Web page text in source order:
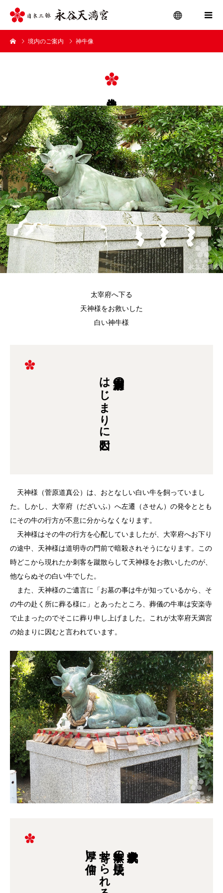
境内のご案内 神牛像
太宰府へ下る
天神様をお救いした
白い神牛様
太宰府天満宮の
はじまりに因む
天神様（菅原道真公）は、おとなしい白い牛を飼っていまし
た。しかし、大宰府（だざいふ）へ左遷（させん）の発令ととも
にその牛の行方が不意に分からなくなります。
天神様はその牛の行方を心配していましたが、大宰府へお下り
の途中、天神様は道明寺の門前で暗殺されそうになります。この
時どこから現れたか刺客を蹴散らして天神様をお救いしたのが、
他ならぬその白い牛でした。
また、天神様のご遺言に「お墓の事は牛が知っているから、そ
の牛の赴く所に葬る様に」とあったところ、葬儀の牛車は安楽寺
で止まったのでそこに葬り申し上げました。これが太宰府天満宮
の始まりに因むと言われています。
学業成就や
無事の成長に
寄せられる
厚い信仰